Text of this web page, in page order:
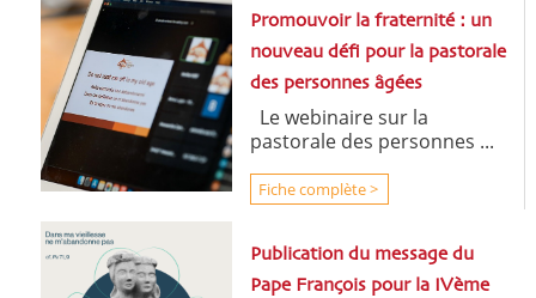
Promouvoir la fraternité : un
nouveau défi pour la pastorale
des personnes âgées
Le webinaire sur la
pastorale des personnes ...
Fiche complète >
Publication du message du
Pape François pour la IVème